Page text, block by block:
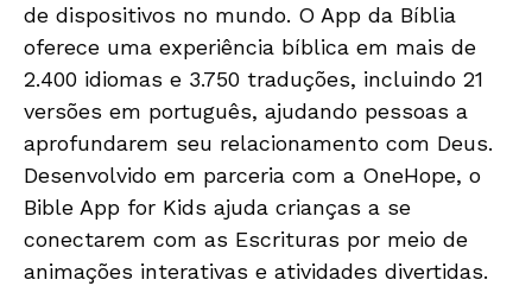
de dispositivos no mundo. O App da Bíblia
oferece uma experiência bíblica em mais de
2.400 idiomas e 3.750 traduções, incluindo 21
versões em português, ajudando pessoas a
aprofundarem seu relacionamento com Deus.
Desenvolvido em parceria com a OneHope, o
Bible App for Kids ajuda crianças a se
conectarem com as Escrituras por meio de
animações interativas e atividades divertidas.